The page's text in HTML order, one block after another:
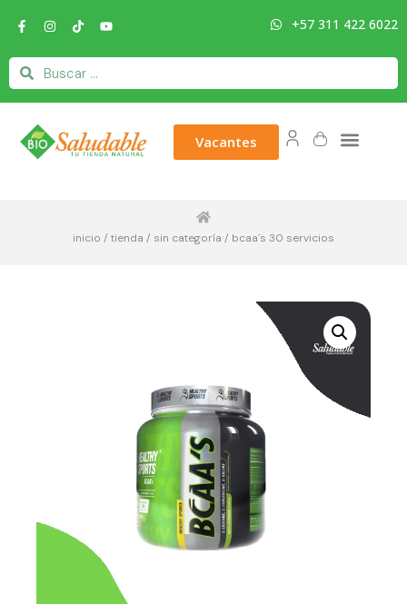
+57 311 422 6022
Vacantes
inicio / tienda / sin categoría / bcaa´s 30 servicios